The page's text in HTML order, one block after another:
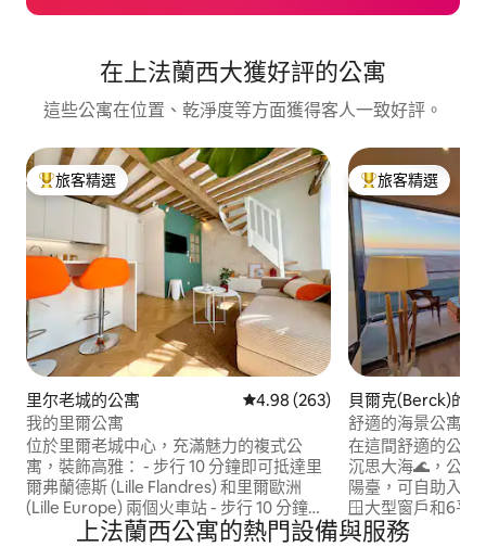
在上法蘭西大獲好評的公寓
這些公寓在位置、乾淨度等方面獲得客人一致好評。
旅客精選榜首
旅客精選
里尔老城的公寓 從 263 則評價中獲得 4.98 的平均
4.98 (263)
我的里爾公寓
位於里爾老城中心，充滿魅力的複式公
寓，裝飾高雅： - 步行 10 分鐘即可抵達里
爾弗蘭德斯 (Lille Flandres) 和里爾歐洲
(Lille Europe) 兩個火車站 - 步行 10 分鐘即
可抵達 Rihour 地鐵站或 Lille Flandre 地鐵
站 - 步行 5 分鐘即可抵達大廣場 - 距離里爾
旅客精選榜首
旅客精選
貝爾克(Berck)的
舒適的海景公寓，
在這間舒適的公寓
沉思大海🌊，公寓
陽臺，可自助入住。 ✅ 摘要 🌅180度
🪟大型窗戶和6平方公
庫（1個空間） 📶Wi-Fi + 連線電視 ✨54平
方公尺的翻新公
上法蘭西公寓的熱門設備與服務